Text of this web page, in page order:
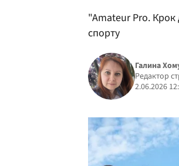
"Amateur Pro. Крок
спорту
Галина
Редактор
2.06.2026